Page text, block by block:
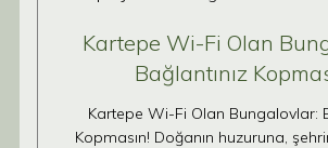
Kartepe Wi-Fi Olan
Bağlantınız
Kartepe Wi-Fi Olan Bungalovlar:
Kopmasın! Doğanın huzuruna,